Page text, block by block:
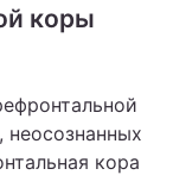
коры
кора